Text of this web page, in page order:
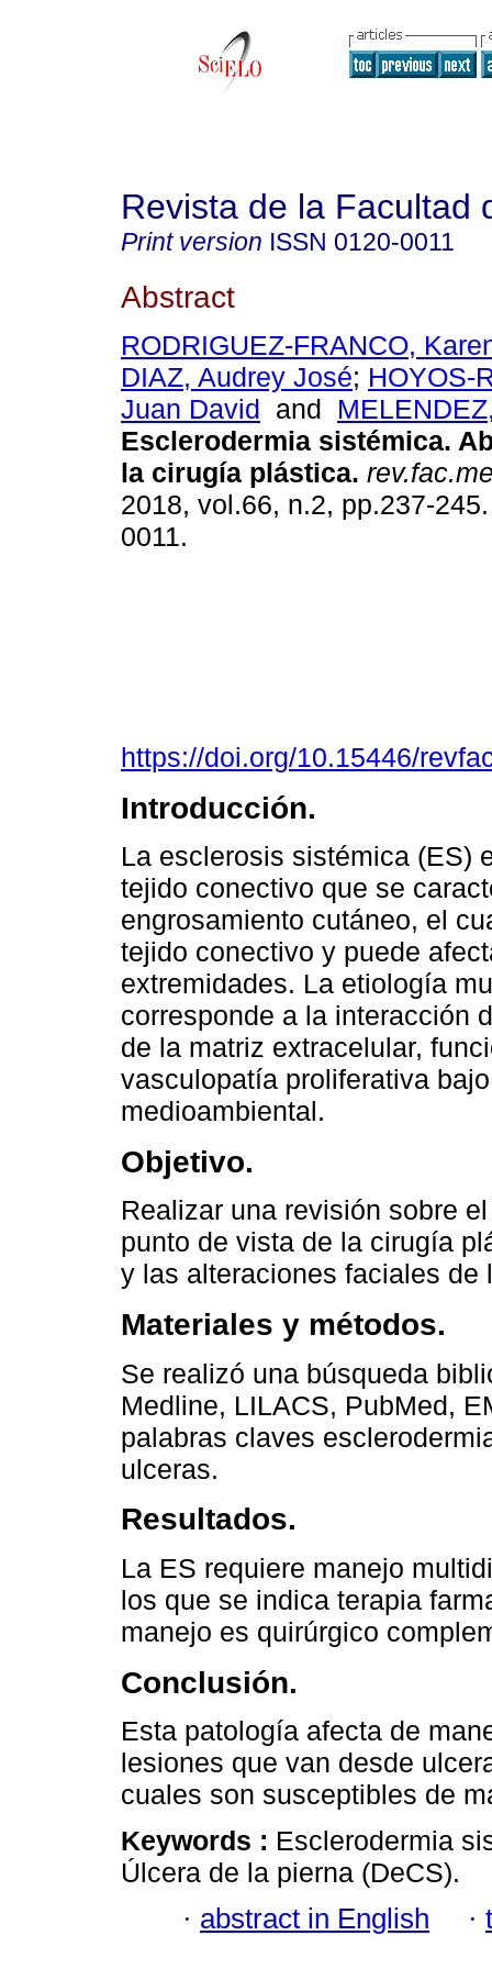
Revista de la Facultad
Print version ISSN 0120-0011
Abstract
RODRIGUEZ-FRANCO,
DIAZ, Audrey José; HOYOS-
Juan David and
Esclerodermia sistémica.
la cirugía plástica.
2018, vol.66, n.2, pp.237-
0011.
https://doi.org/10.15446/
Introducción.
La esclerosis sistémica (ES)
tejido conectivo que se
engrosamiento cutáneo, el
tejido conectivo y puede
extremidades. La etiología
corresponde a la interacción
de la matriz extracelular,
vasculopatía proliferativa
medioambiental.
Objetivo.
Realizar una revisión sobre
punto de vista de la cirugía
y las alteraciones faciales de
Materiales y métodos.
Se realizó una búsqueda
Medline, LILACS, PubMed,
palabras claves
ulceras.
Resultados.
La ES requiere manejo
los que se indica terapia
manejo es quirúrgico
Conclusión.
Esta patología afecta de
lesiones que van desde
cuales son susceptibles de
Keywords : Esclerodermia
Úlcera de la pierna (DeCS).
· abstract in English ·